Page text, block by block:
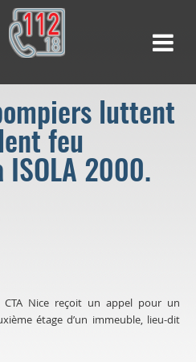
luttent
feu
2000.
Nice reçoit un appel pour un
étage d’un immeuble, lieu-dit